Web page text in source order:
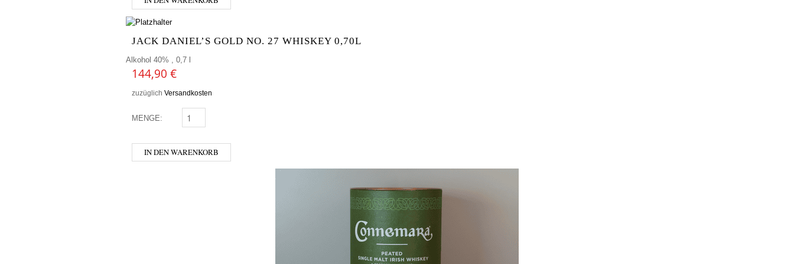
JACK DANIEL’S GOLD NO. 27 WHISKEY 0,70L
Alkohol 40% , 0,7 l
144,90 €
zuzüglich Versandkosten
MENGE: JACK DANIEL'S GOLD NO. 27 WHISKEY 0,70L MENGE
IN DEN WARENKORB